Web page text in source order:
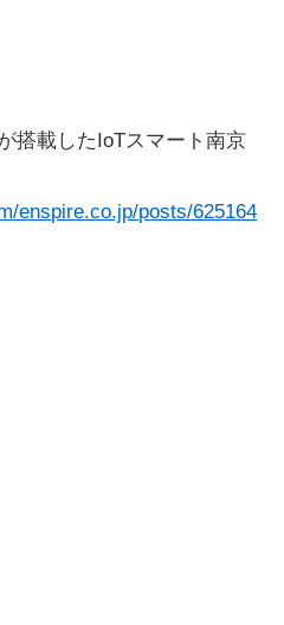
搭載したIoTスマート南京
enspire.co.jp/posts/625164